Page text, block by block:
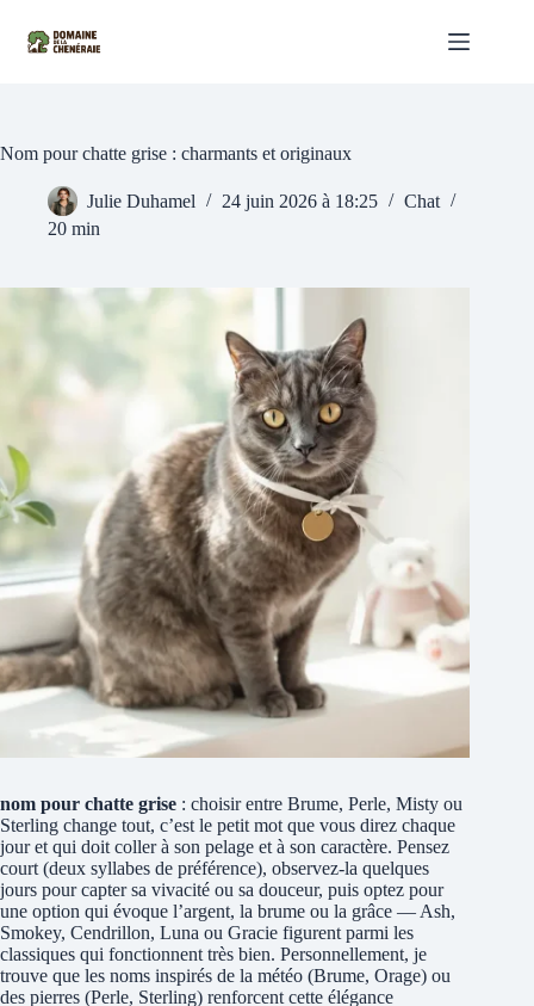
contenu
Nom pour chatte grise : charmants et originaux
Julie Duhamel 24 juin 2026 à 18:25
Chat
20 min
nom pour chatte grise : choisir entre Brume, Perle, Misty ou
Sterling change tout, c’est le petit mot que vous direz chaque
jour et qui doit coller à son pelage et à son caractère. Pensez
court (deux syllabes de préférence), observez-la quelques
jours pour capter sa vivacité ou sa douceur, puis optez pour
une option qui évoque l’argent, la brume ou la grâce — Ash,
Smokey, Cendrillon, Luna ou Gracie figurent parmi les
classiques qui fonctionnent très bien. Personnellement, je
trouve que les noms inspirés de la météo (Brume, Orage) ou
des pierres (Perle, Sterling) renforcent cette élégance